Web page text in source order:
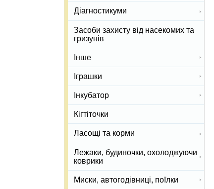
Діагностикуми
Засоби захисту від насекомих та
гризунів
Інше
Іграшки
Інкубатор
Кігтіточки
Ласощі та корми
Лежаки, будиночки, охолоджуючи
коврики
Миски, автогодівниці, поїлки